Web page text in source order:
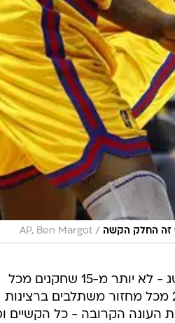
זה החלק הקשה /
AP, Ben Margot
לא צריך לתת לקלות בה הוא עשה את זה להמעיט מגודל ההישג - לא יותר מ-15 שחקנים מכל
מחזור הופכים לשחקני רוטציה בעונה הראשונה, לא יותר מ-25 מכל מחזור משתלבים ברצינות
העונה הקרובה - כל הקשיים